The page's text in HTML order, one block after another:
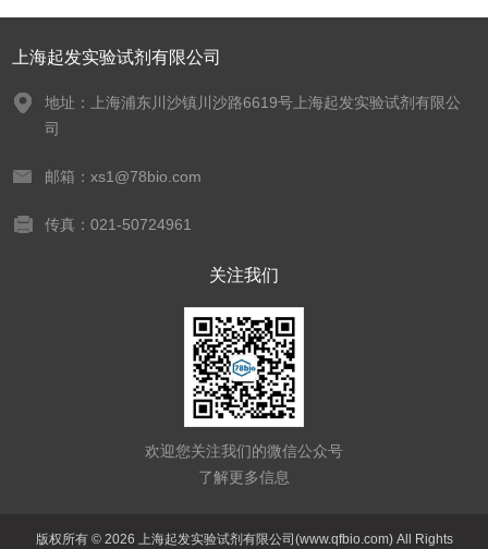
上海起发实验试剂有限公司
地址：上海浦东川沙镇川沙路6619号上海起发实验试剂有限公
司
邮箱：xs1@78bio.com
传真：021-50724961
关注我们
欢迎您关注我们的微信公众号
了解更多信息
版权所有 © 2026 上海起发实验试剂有限公司(www.qfbio.com) All Rights